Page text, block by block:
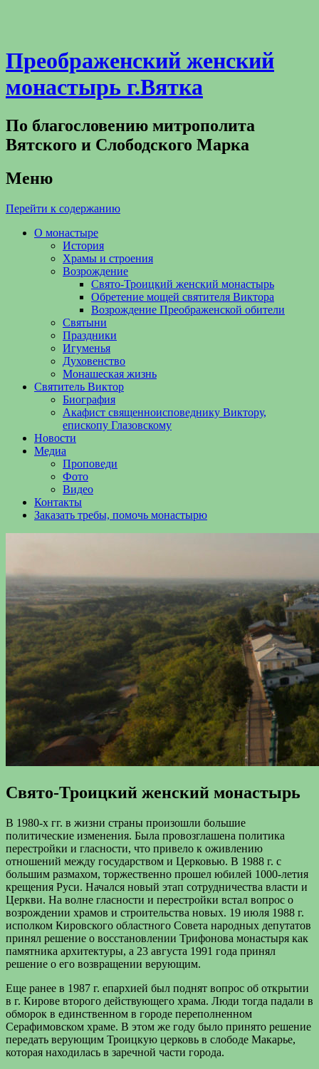
Преображенский женский
монастырь г.Вятка
По благословению митрополита
Вятского и Слободского Марка
Меню
Перейти к содержанию
О монастыре
История
Храмы и строения
Возрождение
Свято-Троицкий женский монастырь
Обретение мощей святителя Виктора
Возрождение Преображенской обители
Святыни
Праздники
Игуменья
Духовенство
Монашеская жизнь
Святитель Виктор
Биография
Акафист священноисповеднику Виктору,
епископу Глазовскому
Новости
Медиа
Проповеди
Фото
Видео
Контакты
Заказать требы, помочь монастырю
Свято-Троицкий женский монастырь
В 1980-х гг. в жизни страны произошли большие
политические изменения. Была провозглашена политика
перестройки и гласности, что привело к оживлению
отношений между государством и Церковью. В 1988 г. с
большим размахом, торжественно прошел юбилей 1000-летия
крещения Руси. Начался новый этап сотрудничества власти и
Церкви. На волне гласности и перестройки встал вопрос о
возрождении храмов и строительства новых. 19 июля 1988 г.
исполком Кировского областного Совета народных депутатов
принял решение о восстановлении Трифонова монастыря как
памятника архитектуры, а 23 августа 1991 года принял
решение о его возвращении верующим.
Еще ранее в 1987 г. епархией был поднят вопрос об открытии
в г. Кирове второго действующего храма. Люди тогда падали в
обморок в единственном в городе переполненном
Серафимовском храме. В этом же году было принято решение
передать верующим Троицкую церковь в слободе Макарье,
которая находилась в заречной части города.